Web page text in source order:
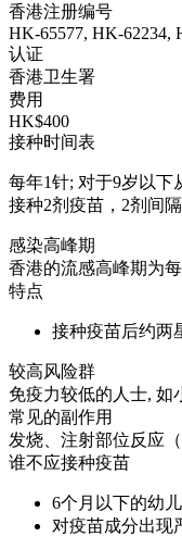
香港注册编号
HK-65577, HK-62234,
认证
香港卫生署
费用
HK$400
接种时间表
每年1针; 对于9岁以下
接种2剂疫苗，2剂间
感染高峰期
香港的流感高峰期为
特点
接种疫苗后约两
较高风险群
免疫力较低的人士, 如
常见的副作用
发烧、注射部位反应
谁不应接种疫苗
6个月以下的幼儿
对疫苗成分出现